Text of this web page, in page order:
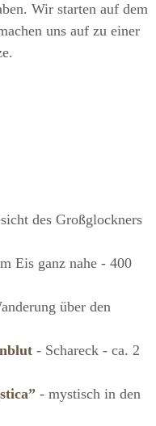
Wir starten auf dem
uns auf zu einer
des Großglockners
Eis ganz nahe - 400
über den
- Schareck - ca. 2
- mystisch in den